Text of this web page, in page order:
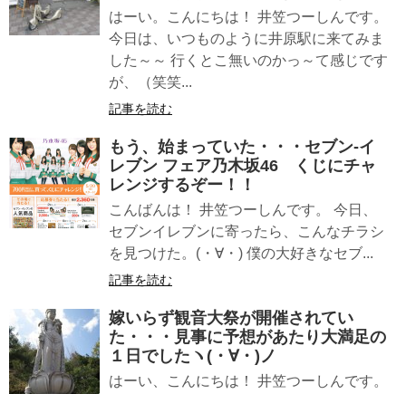
はーい。こんにちは！ 井笠つーしんです。
今日は、いつものように井原駅に来てみま
した～～ 行くとこ無いのかっ～て感じです
が、（笑笑...
記事を読む
もう、始まっていた・・・セブン-イ
レブン フェア乃木坂46 くじにチャ
レンジするぞー！！
こんばんは！ 井笠つーしんです。 今日、
セブンイレブンに寄ったら、こんなチラシ
を見つけた。(・∀・) 僕の大好きなセブ...
記事を読む
嫁いらず観音大祭が開催されてい
た・・・見事に予想があたり大満足の
１日でしたヽ(・∀・)ノ
はーい、こんにちは！ 井笠つーしんです。